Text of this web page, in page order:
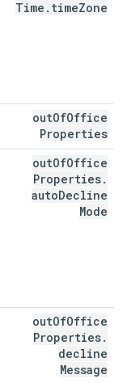
Time . timeZone
outOfOffice
Properties
outOfOffice
Properties.
autoDecline
Mode
outOfOffice
Properties.
decline
Message